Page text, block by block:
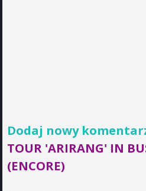
Dodaj nowy
TOUR 'ARIRANG' IN
(ENCORE)